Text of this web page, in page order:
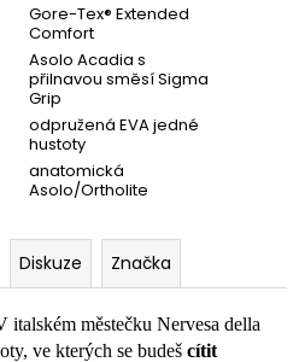
Gore-Tex® Extended
Comfort
Asolo Acadia s
přilnavou směsí Sigma
Grip
odpružená EVA jedné
hustoty
anatomická
Asolo/Ortholite
Diskuze Značka
italském městečku Nervesa della
ve kterých se budeš cítit